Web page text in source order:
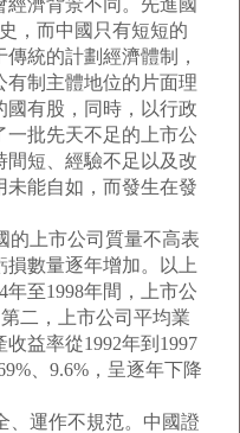
濟背景不同。先進國
，而中國只有短短的
統的計劃經濟體制，
有制主體地位的片面理
國有股，同時，以行政
一批先天不足的上市公
間短、經驗不足以及改
未能自如，而發生在發
上市公司質量不高表
數量逐年增加。以上
至1998年間，上市公
二，上市公司平均業
益率從1992年到1997
、9.6%，呈逐年下降
運作不規范。中國證